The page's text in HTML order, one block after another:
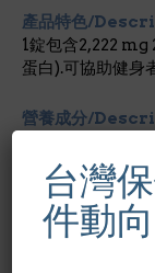
產品特色/
1錠包含2,222 mg
蛋白).可協助健身
營養成分/
氨基成分/
Ornitihne 4 mg
Arginine 170
台灣
件動向